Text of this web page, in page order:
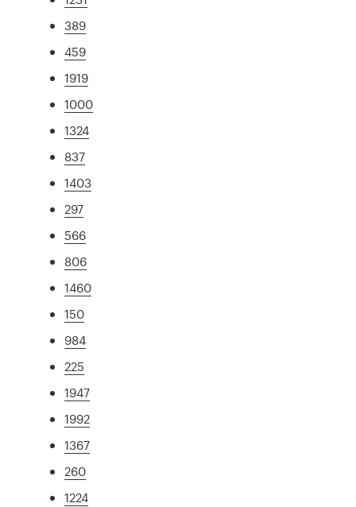
389
459
1919
1000
1324
837
1403
297
566
806
1460
150
984
225
1947
1992
1367
260
1224